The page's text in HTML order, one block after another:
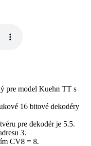
pre model Kuehn TT s
16 bitové dekodéry
pre dekodér je 5.5.
3.
CV8 = 8.